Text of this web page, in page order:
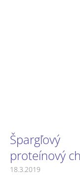
Špargľový
proteínový
18.3.2019